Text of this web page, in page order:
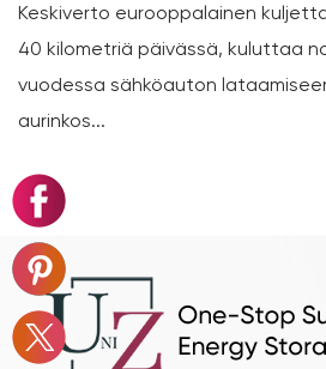
Keskiverto eurooppalainen
40 kilometriä päivässä, kuluttaa
vuodessa sähköauton
aurinkos...